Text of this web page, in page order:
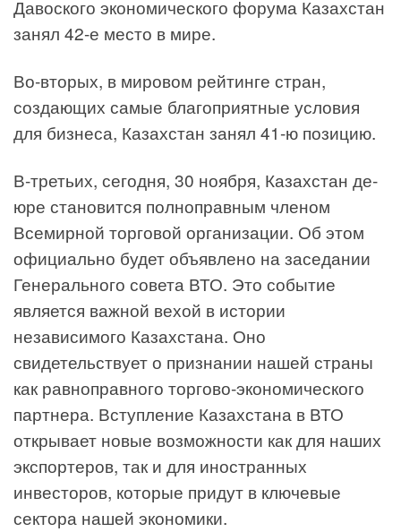
Давоского экономического форума Казахстан
занял 42-е место в мире.
Во-вторых, в мировом рейтинге стран,
создающих самые благоприятные условия
для бизнеса, Казахстан занял 41-ю позицию.
В-третьих, сегодня, 30 ноября, Казахстан де-
юре становится полноправным членом
Всемирной торговой организации. Об этом
официально будет объявлено на заседании
Генерального совета ВТО. Это событие
является важной вехой в истории
независимого Казахстана. Оно
свидетельствует о признании нашей страны
как равноправного торгово-экономического
партнера. Вступление Казахстана в ВТО
открывает новые возможности как для наших
экспортеров, так и для иностранных
инвесторов, которые придут в ключевые
сектора нашей экономики.